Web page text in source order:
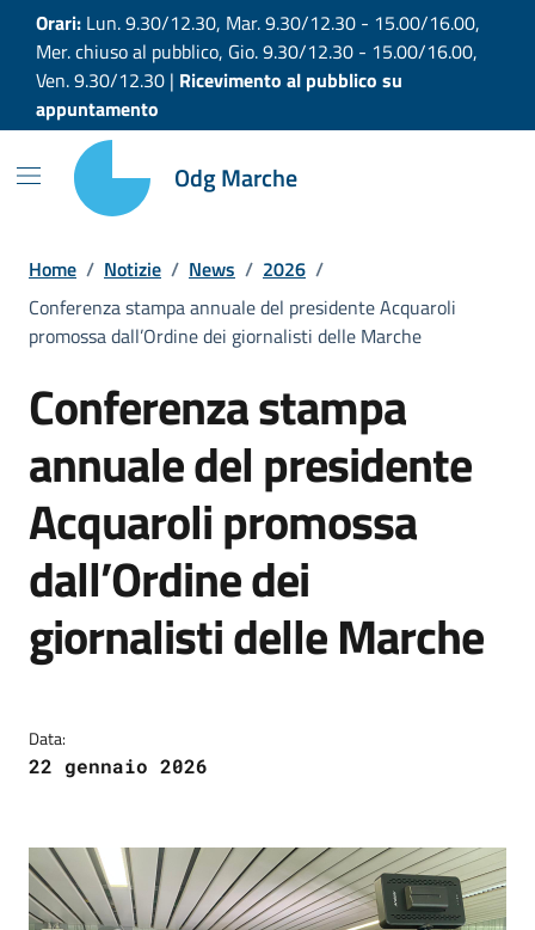
Vai ai contenuti
Vai al footer
Orari: Lun. 9.30/12.30, Mar. 9.30/12.30 - 15.00/16.00,
Mer. chiuso al pubblico, Gio. 9.30/12.30 - 15.00/16.00,
Ven. 9.30/12.30 | Ricevimento al pubblico su
appuntamento
Odg Marche
Home / Notizie / News / 2026 /
Conferenza stampa annuale del presidente Acquaroli
promossa dall’Ordine dei giornalisti delle Marche
Conferenza stampa
annuale del presidente
Acquaroli promossa
dall’Ordine dei
giornalisti delle Marche
Data:
22 gennaio 2026